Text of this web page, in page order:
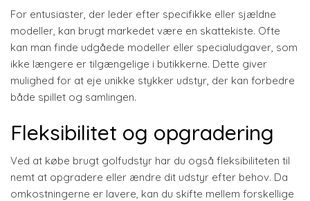
For entusiaster, der leder efter specifikke eller sjældne
modeller, kan brugt markedet være en skattekiste. Ofte
kan man finde udgåede modeller eller specialudgaver, som
ikke længere er tilgængelige i butikkerne. Dette giver
mulighed for at eje unikke stykker udstyr, der kan forbedre
både spillet og samlingen.
Fleksibilitet og opgradering
Ved at købe brugt golfudstyr har du også fleksibiliteten til
nemt at opgradere eller ændre dit udstyr efter behov. Da
omkostningerne er lavere, kan du skifte mellem forskellige